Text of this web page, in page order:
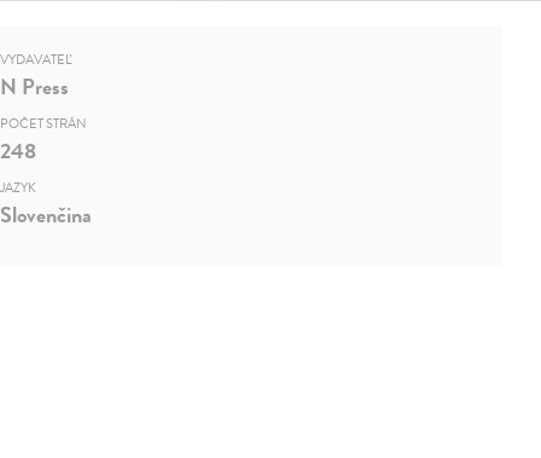
VYDAVATEĽ
N Press
POČET STRÁN
248
JAZYK
Slovenčina